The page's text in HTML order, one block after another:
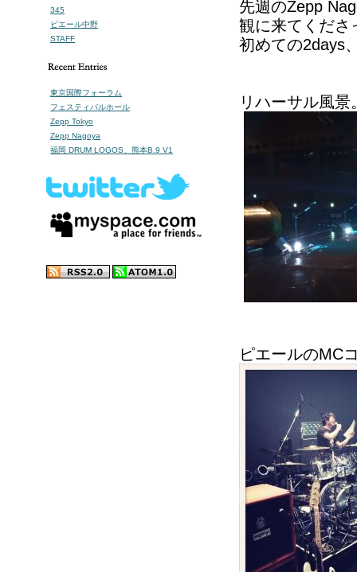
345
ピエール中野
STAFF
東京国際フォーラム
フェスティバルホール
Zepp Tokyo
Zepp Nagoya
福岡 DRUM LOGOS、熊本B.9 V1
先週のZepp
観に来てくださ
初めての2days
リハーサル風景
ピエールのMC